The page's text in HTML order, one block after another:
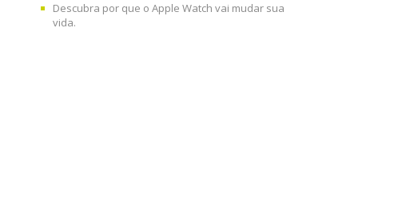
Descubra por que o Apple Watch vai mudar sua
vida.